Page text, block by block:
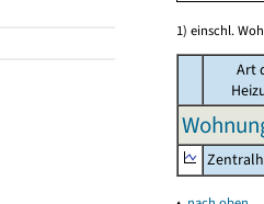
1) einschl.
Art